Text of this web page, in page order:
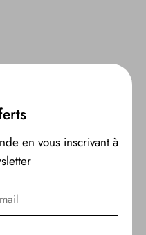
en vous inscrivant à